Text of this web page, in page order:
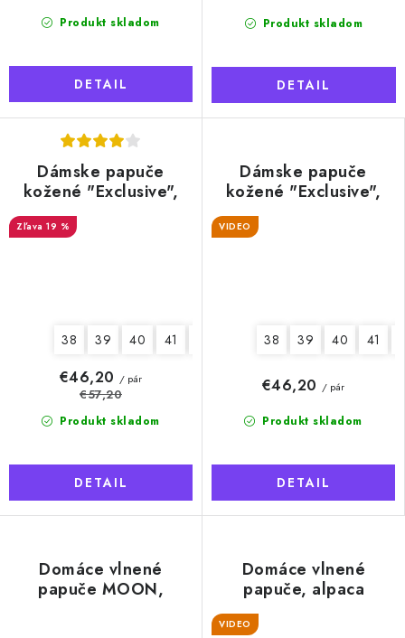
Produkt skladom
DETAIL
Produkt skladom
DETAIL
Dámske papuče
kožené "Exclusive",
hnedé
19 %
38 39 40 41
Produkt skladom
€46,20 / pár
€57,20
DETAIL
Dámske papuče
kožené "Exclusive",
VIDEO
38 39 40 41
Produkt skladom
€46,20 / pár
DETAIL
Domáce vlnené
papuče MOON,
Domáce vlnené
papuče, alpaca
VIDEO